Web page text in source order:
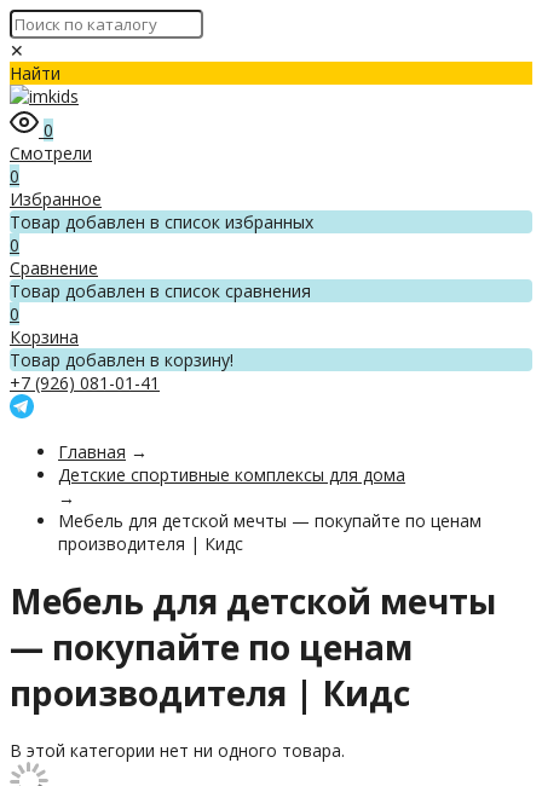
✕
Найти
0
Смотрели
0
Избранное
Товар добавлен в список избранных
0
Сравнение
Товар добавлен в список сравнения
0
Корзина
Товар добавлен в корзину!
+7 (926) 081-01-41
Главная →
Детские спортивные комплексы для дома
→
Мебель для детской мечты — покупайте по ценам
производителя | Кидс
Мебель для детской мечты
— покупайте по ценам
производителя | Кидс
В этой категории нет ни одного товара.